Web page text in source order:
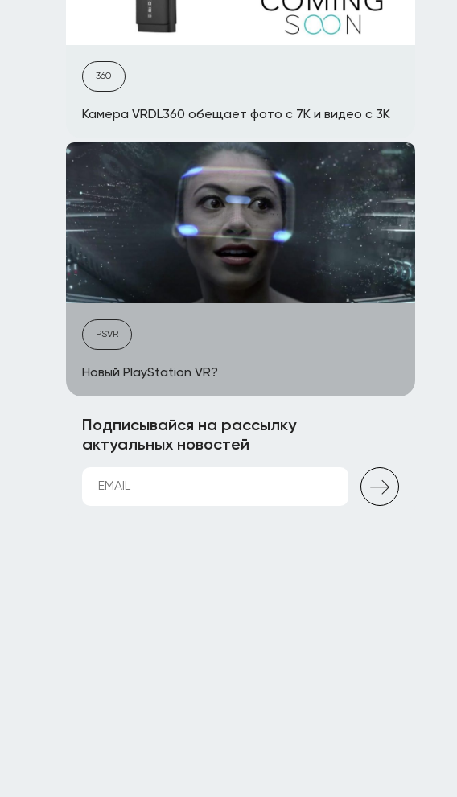
360
Камера VRDL360 обещает фото с 7К и видео с 3K
PSVR
Новый PlayStation VR?
Подписывайся на рассылку
актуальных новостей